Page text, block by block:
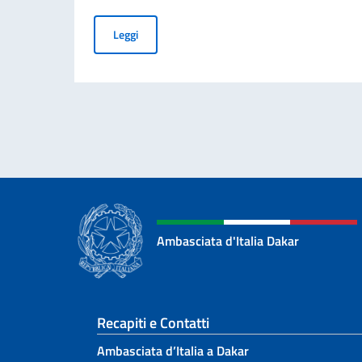
LeggiPiattaforma per la prenotazione degli
Ambasciata d'Italia Dakar
Sezione footer
Recapiti e Contatti
Ambasciata d’Italia a Dakar